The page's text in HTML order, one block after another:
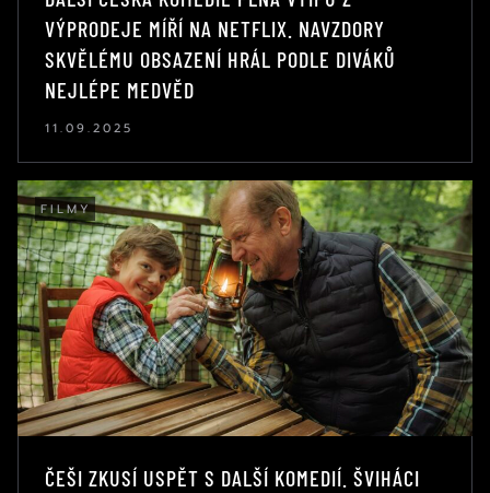
VÝPRODEJE MÍŘÍ NA NETFLIX. NAVZDORY
SKVĚLÉMU OBSAZENÍ HRÁL PODLE DIVÁKŮ
NEJLÉPE MEDVĚD
11.09.2025
FILMY
ČEŠI ZKUSÍ USPĚT S DALŠÍ KOMEDIÍ. ŠVIHÁCI